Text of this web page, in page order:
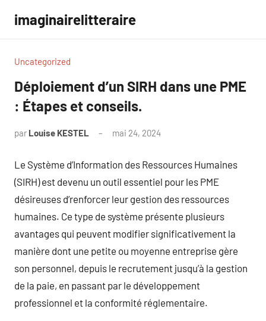
contenu
imaginairelitteraire
Uncategorized
Déploiement d’un SIRH dans une PME
: Étapes et conseils.
par Louise KESTEL mai 24, 2024
Le Système d’Information des Ressources Humaines
(SIRH) est devenu un outil essentiel pour les PME
désireuses d’renforcer leur gestion des ressources
humaines. Ce type de système présente plusieurs
avantages qui peuvent modifier significativement la
manière dont une petite ou moyenne entreprise gère
son personnel, depuis le recrutement jusqu’à la gestion
de la paie, en passant par le développement
professionnel et la conformité réglementaire.